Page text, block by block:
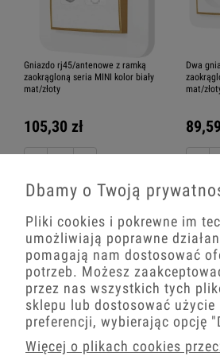
Gniazdo rj45/antenowe z ramką
zaokrągloną seria MINI kolor biały
mat/złoty
105,30 zł
− +
Dwa
mat/
−
Dbamy o Twoją
Pliki cookies i pokrewne im
umożliwiają poprawne
pomagają nam dostosować
potrzeb. Możesz
przez nas wszystkich tych
sklepu lub dostosować
preferencji, wybierając opcję
Więcej o plikach cookies